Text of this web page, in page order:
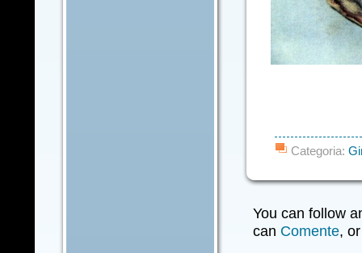
Categoria:
You can follow
can Comente,